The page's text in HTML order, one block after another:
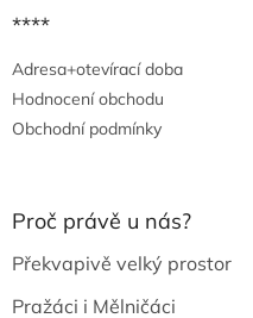
****
Adresa+otevírací doba
Hodnocení obchodu
Obchodní podmínky
Proč právě u nás?
Překvapivě velký prostor
Pražáci i Mělničáci